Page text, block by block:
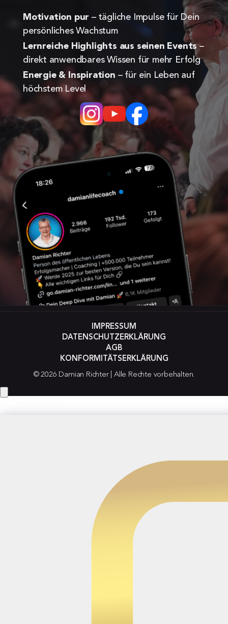
Motivation pur – tägliche Impulse für Dein
persönliches Wachstum
Lernreiche Highlights aus seinen Events –
direkt anwendbares Wissen für mehr Erfolg
Energie & Inspiration – für ein Leben auf
höchstem Level
© 2026 Damian Richter | Alle Rechte vorbehalten.
IMPRESSUM
DATENSCHUTZERKLÄRUNG
AGB
KONFORMITÄTSERKLÄRUNG